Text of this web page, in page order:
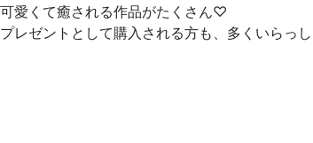
可愛くて癒される作品がたくさん♡
プレゼントとして購入される方も、多くいらっ